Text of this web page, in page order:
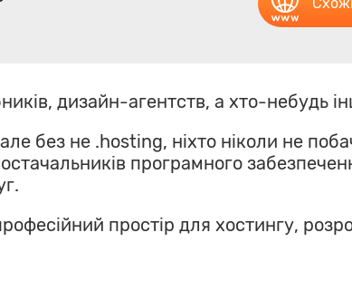
дизайн-агентств, а хто-небудь
без не .hosting, ніхто ніколи не
програмного
простір для хостингу,